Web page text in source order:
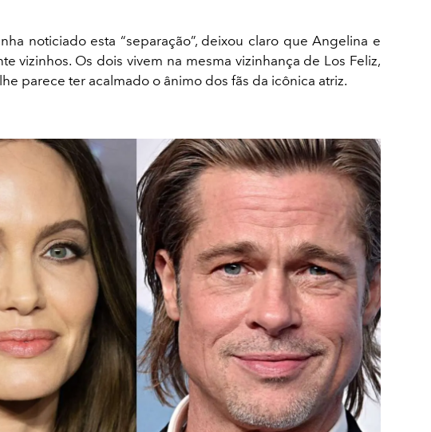
noticiado esta “separação”, deixou claro que Angelina e
vizinhos. Os dois vivem na mesma vizinhança de Los Feliz,
parece ter acalmado o ânimo dos fãs da icônica atriz.